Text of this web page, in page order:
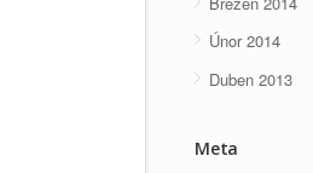
Únor 2014
Duben 2013
Meta